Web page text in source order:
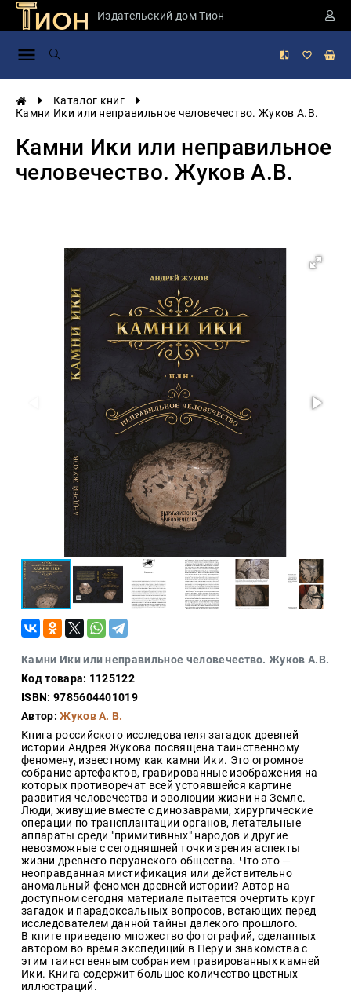
Издательский дом Тион
Каталог книг
Камни Ики или неправильное человечество. Жуков А.В.
Камни Ики или неправильное
человечество. Жуков А.В.
Камни Ики или неправильное человечество. Жуков А.В.
Код товара: 1125122
ISBN: 9785604401019
Автор:Жуков А. В.
Книга российского исследователя загадок древней
истории Андрея Жукова посвящена таинственному
феномену, известному как камни Ики. Это огромное
собрание артефактов, гравированные изображения на
которых противоречат всей устоявшейся картине
развития человечества и эволюции жизни на Земле.
Люди, живущие вместе с динозаврами, хирургические
операции по трансплантации органов, летательные
аппараты среди "примитивных" народов и другие
невозможные с сегодняшней точки зрения аспекты
жизни древнего перуанского общества. Что это —
неоправданная мистификация или действительно
аномальный феномен древней истории? Автор на
доступном сегодня материале пытается очертить круг
загадок и парадоксальных вопросов, встающих перед
исследователем данной тайны далекого прошлого.
В книге приведено множество фотографий, сделанных
автором во время экспедиций в Перу и знакомства с
этим таинственным собранием гравированных камней
Ики. Книга содержит большое количество цветных
иллюстраций.
Занимательная
России
история
Экономика
Учебная
литература
будущего
Публицистика
Тайное и
непознанное
Образ
Философия
Военная
история
Религия
Туризм
Разное
Кухня,
кулинария
Закон
Красота
и
здоровье
Оптовикам
Авторам
Контакты
Мероприятия
+7(499)
350-17-
79
Москва